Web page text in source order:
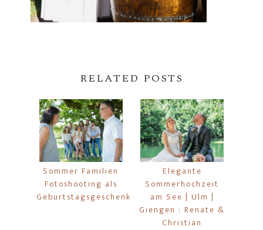
RELATED POSTS
Sommer Familien
Fotoshooting als
Geburtstagsgeschenk
Elegante
Sommerhochzeit
am See | Ulm |
Giengen : Renate &
Christian